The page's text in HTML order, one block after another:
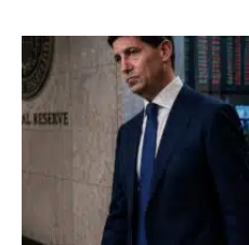
Kevin Warsh maintient sa